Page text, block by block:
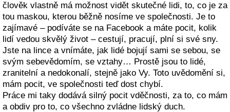
člověk vlastně má možnost vidět skutečné lidi, to, co je za
tou maskou, kterou běžně nosíme ve společnosti. Je to
zajímavé – podíváte se na Facebook a máte pocit, kolik
lidí vedou skvělý život – cestují, pracují, plní si své sny.
Jste na lince a vnímáte, jak lidé bojují sami se sebou, se
svým sebevědomím, se vztahy… Prostě jsou to lidé,
zranitelní a nedokonalí, stejně jako Vy. Toto uvědomění si,
mám pocit, ve společnosti teď dost chybí.
Práce mi taky dodává silný pocit vděčnosti, za to, co mám
a obdiv pro to, co všechno zvládne lidský duch.